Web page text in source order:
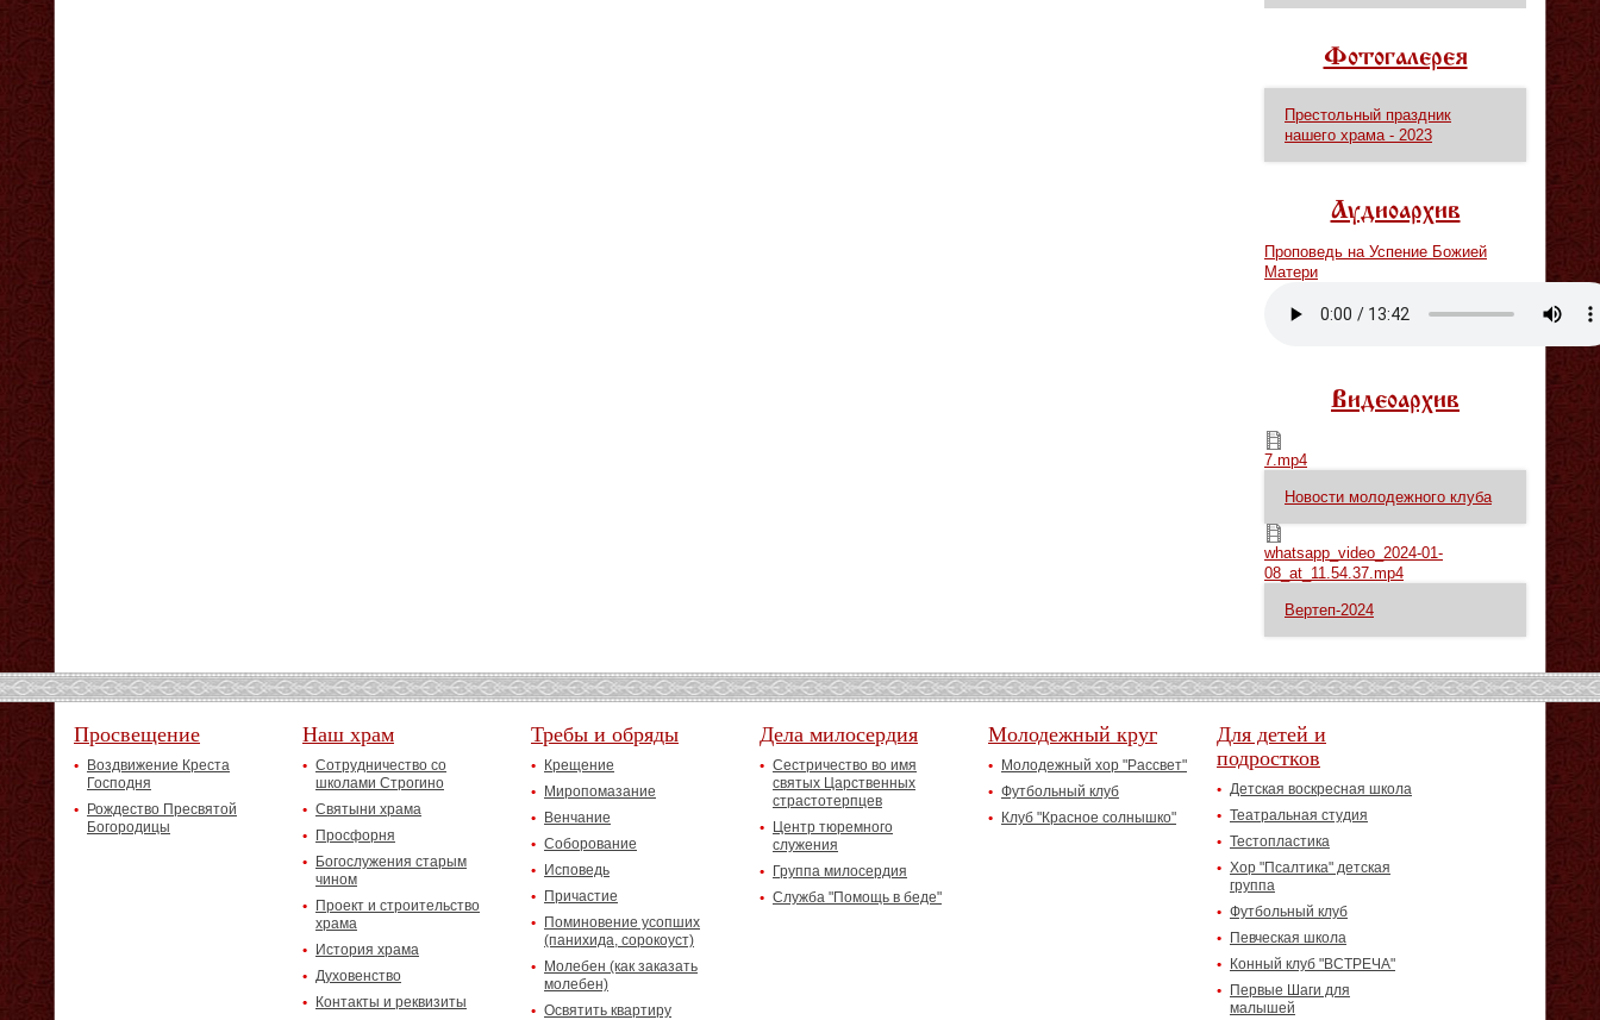
Фотогалерея
Престольный праздник
нашего храма - 2023
Аудиоархив
Проповедь на Успение Божией
Матери
Видеоархив
7.mp4
7.mp4
Новости молодежного клуба
whatsapp_video_2024-01-08_at_11.54.37.mp4
whatsapp_video_2024-01-
08_at_11.54.37.mp4
Вертеп-2024
Просвещение
Воздвижение Креста
Господня
Рождество Пресвятой
Богородицы
Наш храм
Сотрудничество со
школами Строгино
Святыни храма
Просфорня
Богослужения старым
чином
Проект и строительство
храма
История храма
Духовенство
Контакты и реквизиты
Требы и обряды
Крещение
Миропомазание
Венчание
Соборование
Исповедь
Причастие
Поминовение усопших
(панихида, сорокоуст)
Молебен (как заказать
молебен)
Освятить квартиру
Дела милосердия
Сестричество во имя
святых Царственных
страстотерпцев
Центр тюремного
служения
Группа милосердия
Служба "Помощь в беде"
Молодежный круг
Молодежный хор "Рассвет"
Футбольный клуб
Клуб "Красное солнышко"
Для детей и
подростков
Детская воскресная школа
Театральная студия
Тестопластика
Хор "Псалтика" детская
группа
Футбольный клуб
Певческая школа
Конный клуб "ВСТРЕЧА"
Первые Шаги для
малышей